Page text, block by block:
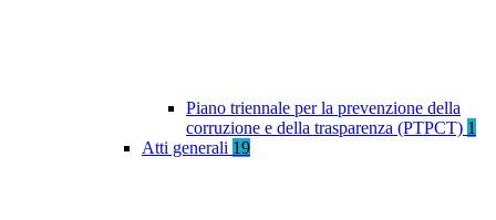
Piano triennale per la prevenzione della
corruzione e della trasparenza (PTPCT) 1
Atti generali 19